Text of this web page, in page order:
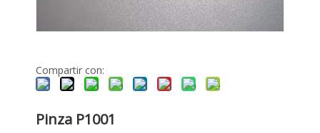
Compartir con:
Pinza P1001